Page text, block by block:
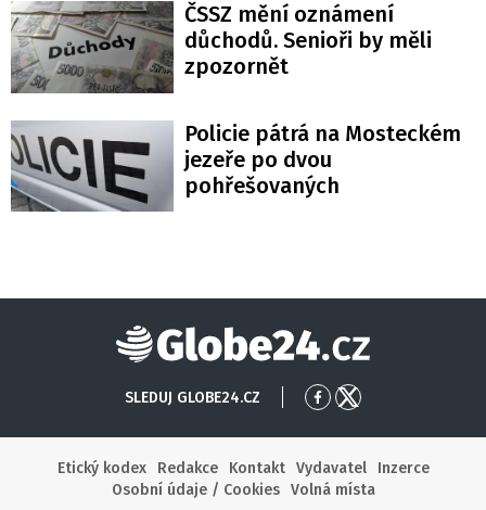
ČSSZ mění oznámení
důchodů. Senioři by měli
zpozornět
Policie pátrá na Mosteckém
jezeře po dvou
pohřešovaných
Globe24
SLEDUJ GLOBE24.CZ
PřejítPřejít
Etický kodex
Redakce Kontakt Vydavatel
Inzerce
Osobní údaje / Cookies
Volná místa